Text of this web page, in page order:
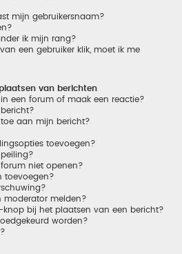
mijn gebruikersnaam?
ik mijn rang?
een gebruiker klik, moet ik me
van berichten
een forum of maak een reactie?
aan mijn bericht?
toevoegen?
niet openen?
toevoegen?
moderator melden?
knop bij het plaatsen van een bericht?
worden?